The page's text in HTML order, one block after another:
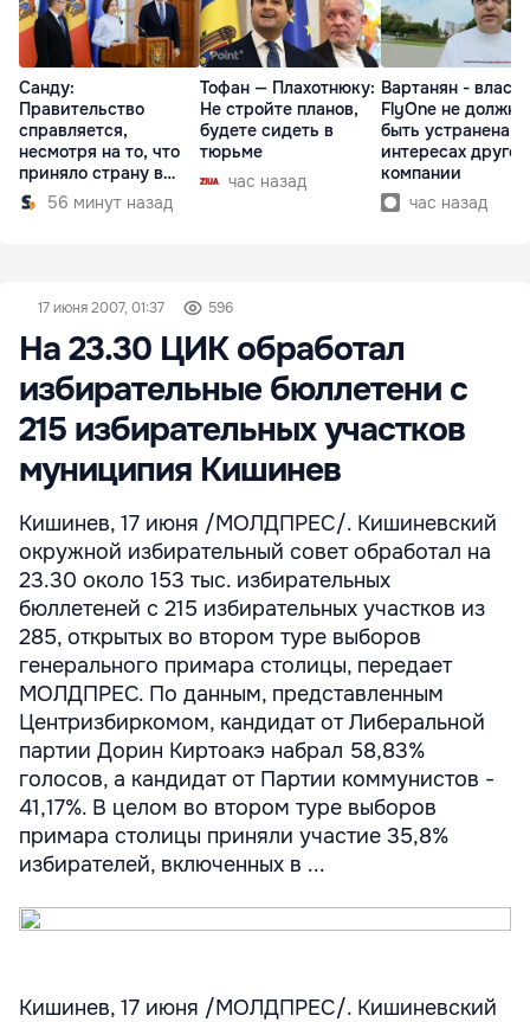
Санду:
Правительство
справляется,
несмотря на то, что
приняло страну в
разгар кризиса
56 минут назад
Тофан — Плахотнюку:
Не стройте планов,
будете сидеть в
тюрьме
час назад
Вартанян -
FlyOne не должна
быть устранена в
интересах другой
компании
час назад
17 июня 2007, 01:37 596
На 23.30 ЦИК обработал
избирательные бюллетени с
215 избирательных участков
муниципия Кишинев
Кишинев, 17 июня /МОЛДПРЕС/. Кишиневский
окружной избирательный совет обработал на
23.30 около 153 тыс. избирательных
бюллетеней с 215 избирательных участков из
285, открытых во втором туре выборов
генерального примара столицы, передает
МОЛДПРЕС. По данным, представленным
Центризбиркомом, кандидат от Либеральной
партии Дорин Киртоакэ набрал 58,83%
голосов, а кандидат от Партии коммунистов -
41,17%. В целом во втором туре выборов
примара столицы приняли участие 35,8%
избирателей, включенных в ...
Кишинев, 17 июня /МОЛДПРЕС/. Кишиневский